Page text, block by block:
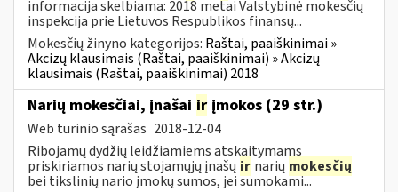
informacija skelbiama: 2018 metai Valstybinė mokesčių
inspekcija prie Lietuvos Respublikos finansų...
Mokesčių žinyno kategorijos: Raštai, paaiškinimai »
Akcizų klausimais (Raštai, paaiškinimai) » Akcizų
klausimais (Raštai, paaiškinimai) 2018
Narių mokesčiai, įnašai ir įmokos (29 str.)
Web turinio sąrašas 2018-12-04
Ribojamų dydžių leidžiamiems atskaitymams
priskiriamos narių stojamųjų įnašų ir narių mokesčių
bei tikslinių nario įmokų sumos, jei sumokami...